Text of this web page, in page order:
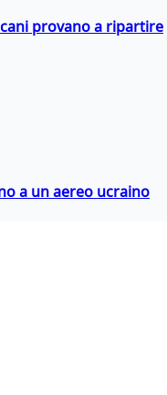
provano a ripartire
a un aereo ucraino